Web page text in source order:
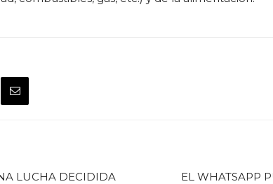
LUCHA DECIDIDA
EL WHATSAPP